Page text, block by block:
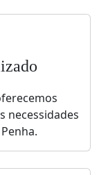
necessidades